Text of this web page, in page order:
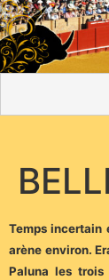
Temps incertain
arène environ.
Paluna les